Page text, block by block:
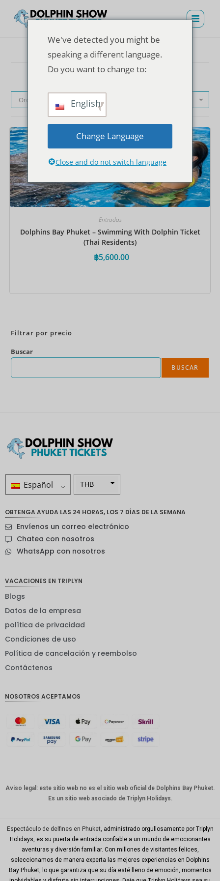
Orden predeterminado
Entradas
Dolphins Bay Phuket – Swimming With Dolphin Ticket
(Thai Residents)
฿5,600.00
Filtrar por precio
Buscar
BUSCAR
Español THB
sueca
neozelan
Corona
EUR
IDR
franco
suizo
CANALL
no
Won
Año
Nuevo
Día
Mundial
del Golfo
OBTENGA AYUDA LAS 24 HORAS, LOS 7 DÍAS DE LA SEMANA
Envíenos un correo electrónico
Chatea con nosotros
WhatsApp con nosotros
VACACIONES EN TRIPLYN
Blogs
Datos de la empresa
política de privacidad
Condiciones de uso
Política de cancelación y reembolso
Contáctenos
NOSOTROS ACEPTAMOS
Aviso legal: este sitio web no es el sitio web oficial de Dolphins Bay Phuket.
Es un sitio web asociado de Triplyn Holidays.
Espectáculo de delfines en Phuket , administrado orgullosamente por Triplyn
Holidays, es su puerta de entrada confiable a un mundo de emocionantes
aventuras y diversión familiar. Con millones de visitantes felices,
seleccionamos de manera experta las mejores experiencias en Dolphins
Bay Phuket, lo que garantiza que su día esté lleno de emoción, momentos
We've detected you might be
speaking a different language.
Do you want to change to:
English
Change Language
Close and do not switch language